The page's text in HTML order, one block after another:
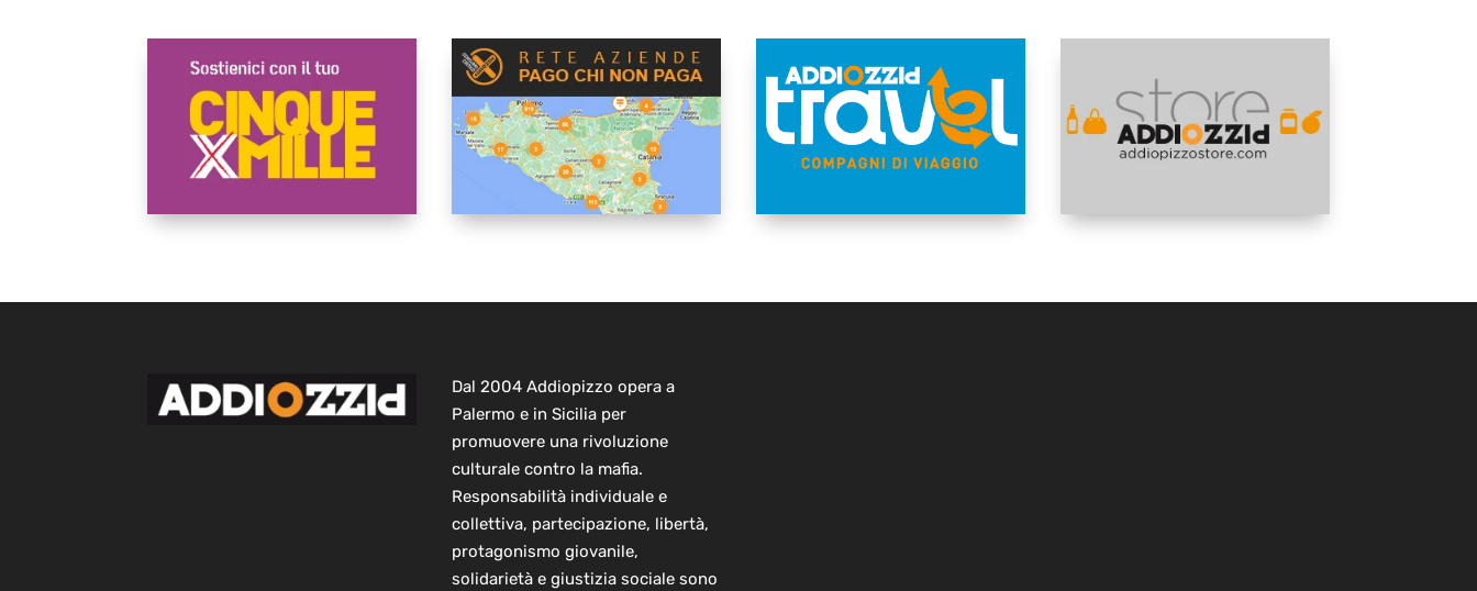
Dal 2004 Addiopizzo opera a
Palermo e in Sicilia per
promuovere una rivoluzione
culturale contro la mafia.
Responsabilità individuale e
collettiva, partecipazione, libertà,
protagonismo giovanile,
solidarietà e giustizia sociale sono